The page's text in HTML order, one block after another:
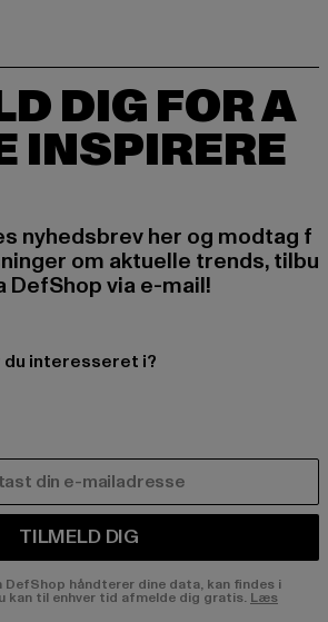
DIG FOR A
INSPIRERE
nyhedsbrev her og modtag f
om aktuelle trends, tilbu
DefShop via e-mail!
interesseret i?
TILMELD DIG
DefShop håndterer dine data, kan findes i
kan til enhver tid afmelde dig gratis. Læs